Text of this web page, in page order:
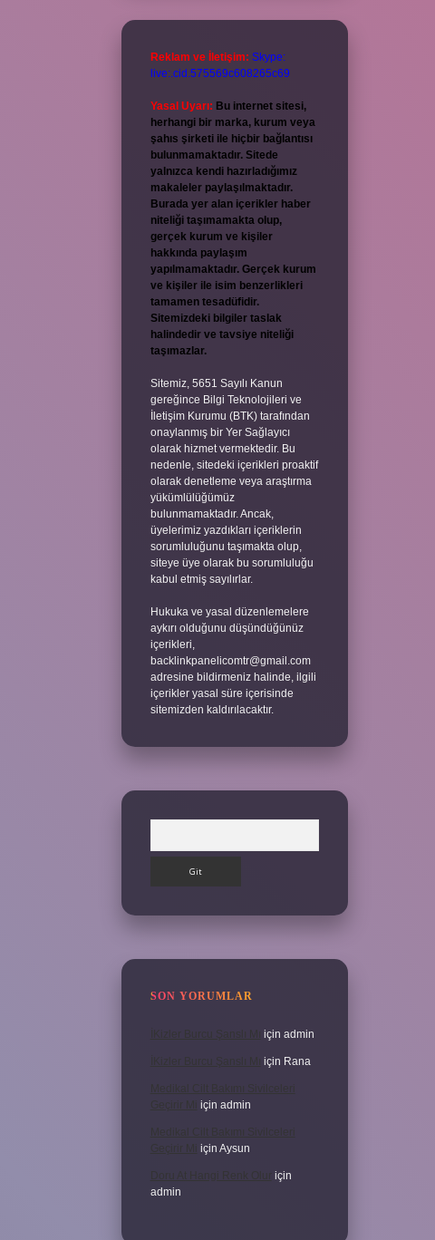
Reklam ve İletişim: Skype:
live:.cid.575569c608265c69
Yasal Uyarı: Bu internet sitesi,
herhangi bir marka, kurum veya
şahıs şirketi ile hiçbir bağlantısı
bulunmamaktadır. Sitede
yalnızca kendi hazırladığımız
makaleler paylaşılmaktadır.
Burada yer alan içerikler haber
niteliği taşımamakta olup,
gerçek kurum ve kişiler
hakkında paylaşım
yapılmamaktadır. Gerçek kurum
ve kişiler ile isim benzerlikleri
tamamen tesadüfidir.
Sitemizdeki bilgiler taslak
halindedir ve tavsiye niteliği
taşımazlar.
Sitemiz, 5651 Sayılı Kanun
gereğince Bilgi Teknolojileri ve
İletişim Kurumu (BTK) tarafından
onaylanmış bir Yer Sağlayıcı
olarak hizmet vermektedir. Bu
nedenle, sitedeki içerikleri proaktif
olarak denetleme veya araştırma
yükümlülüğümüz
bulunmamaktadır. Ancak,
üyelerimiz yazdıkları içeriklerin
sorumluluğunu taşımakta olup,
siteye üye olarak bu sorumluluğu
kabul etmiş sayılırlar.
Hukuka ve yasal düzenlemelere
aykırı olduğunu düşündüğünüz
içerikleri,
backlinkpanelicomtr@gmail.com
adresine bildirmeniz halinde, ilgili
içerikler yasal süre içerisinde
sitemizden kaldırılacaktır.
SON YORUMLAR
İKizler Burcu Şanslı Mı için admin
İKizler Burcu Şanslı Mı için Rana
Medikal Cilt Bakımı Sivilceleri
Geçirir Mi için admin
Medikal Cilt Bakımı Sivilceleri
Geçirir Mi için Aysun
Doru At Hangi Renk Olur için
admin